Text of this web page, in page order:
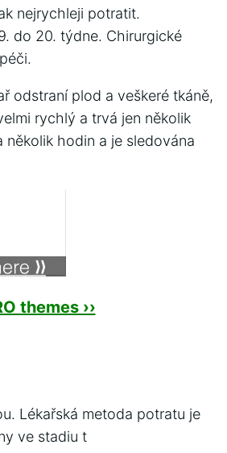
nejrychleji potratit.
do 20. týdne. Chirurgické
odstraní plod a veškeré tkáně,
rychlý a trvá jen několik
hodin a je sledována
themes ››
Lékařská metoda potratu je
ve stadiu t